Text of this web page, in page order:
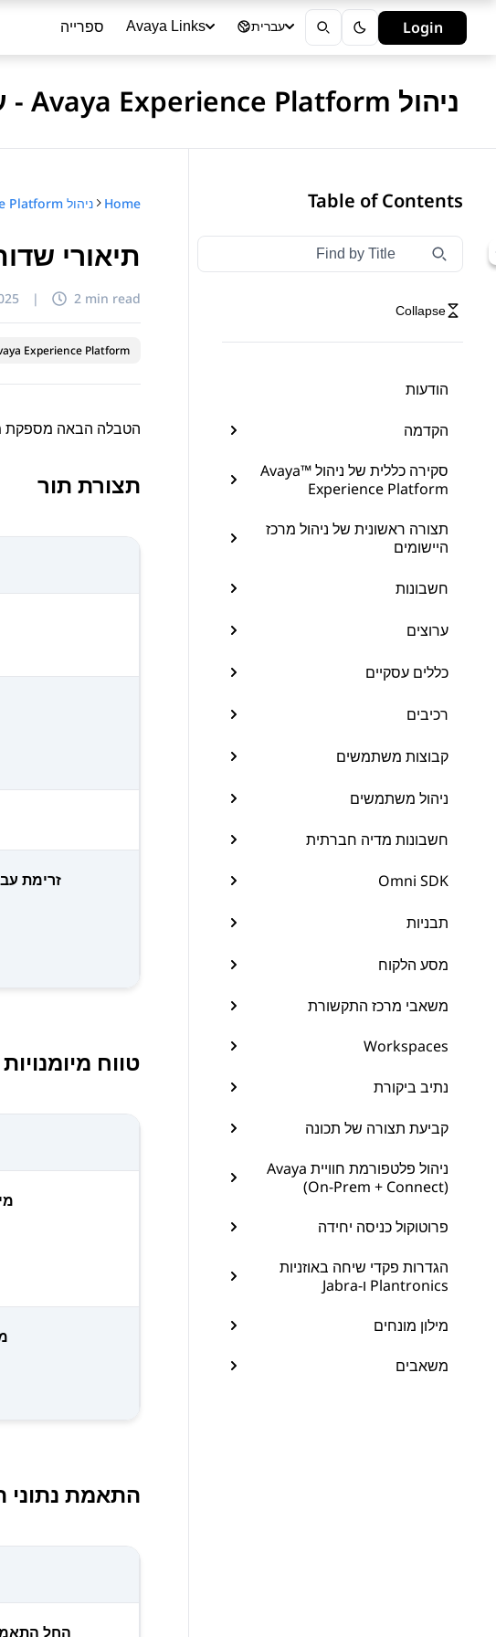
ספרייה Avaya Links עברית Login
ניהול Avaya Experience Platform - ענן ציבורי
Table of Contents
Filter navigation by title
Type to filter navigation items by title
Collapse
הודעות
הקדמה
סקירה כללית של ניהול ™Avaya
Experience Platform
תצורה ראשונית של ניהול מרכז
היישומים
חשבונות
ערוצים
כללים עסקיים
רכיבים
קבוצות משתמשים
ניהול משתמשים
חשבונות מדיה חברתית
Omni SDK
תבניות
מסע הלקוח
משאבי מרכז התקשורת
Workspaces
נתיב ביקורת
קביעת תצורה של תכונה
ניהול פלטפורמת חוויית Avaya
(On-Prem + Connect)
פרוטוקול כניסה יחידה
הגדרות פקדי שיחה באוזניות
Plantronics ו-Jabra
מילון מונחים
משאבים
Home ניהול Avaya Experience Platform - ענן ציבורי
תיאורי
| 2 min read
Experience Platform™
הטבלה הבאה מספקת
תצורת תור
זרימת
טווח
התאמת
החל